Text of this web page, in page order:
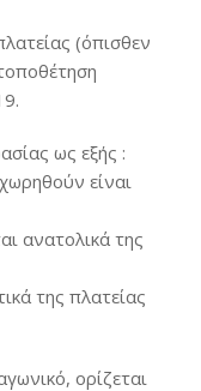
(όπισθεν
ως εξής :
είναι
ανατολικά της
της πλατείας
ορίζεται